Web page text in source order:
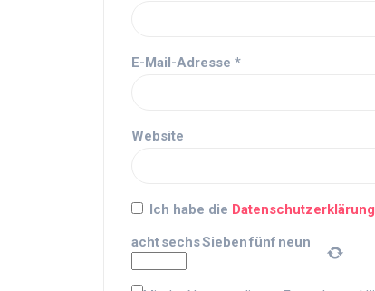
E-Mail-Adresse *
Website
Ich habe die Datenschutzerklärung
achtsechsSiebenfünf neun